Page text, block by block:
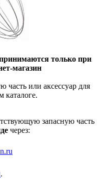
только при
магазин
часть или аксессуар для
каталоге.
запасную часть
через:
.